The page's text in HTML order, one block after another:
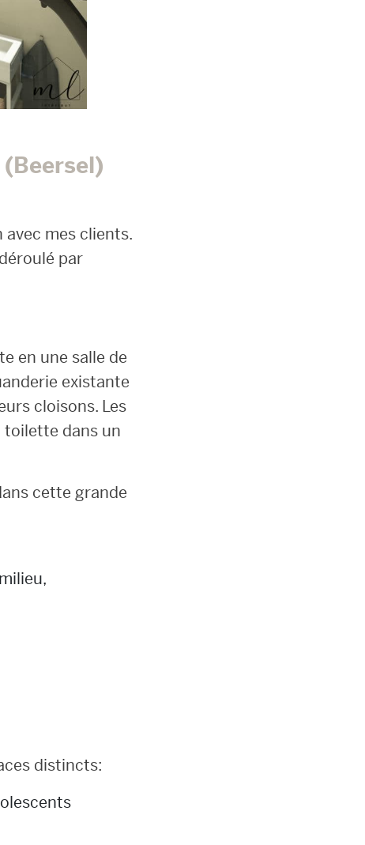
mes clients.
par
en une salle de
existante
cloisons. Les
toilette dans un
cette grande
distincts: